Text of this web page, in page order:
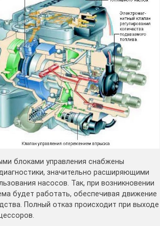
блоками управления снабжены
значительно расширяющими
насосов. Так, при возникновении
будет работать, обеспечивая движение
Полный отказ происходит при выходе